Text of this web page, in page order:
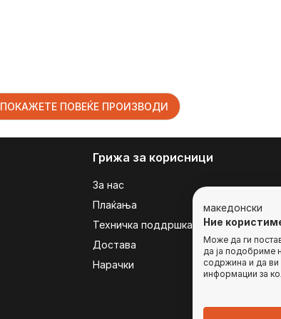
ПОКАЖЕТЕ ПОВЕЌЕ ПРОИЗВОДИ
Грижа за корисници
За нас
Плаќања
Техничка поддршка
Достава
Нарачки
македонски
Ние
Може да ги
да ја подобриме
содржина и да
информации за